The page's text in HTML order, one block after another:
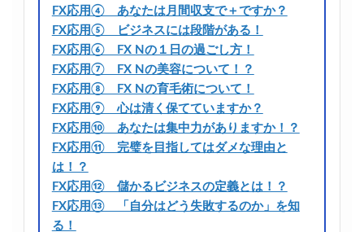
FX応用④ あなたは月間収支で＋ですか？
FX応用⑤ ビジネスには段階がある！
FX応用⑥ FX Nの１日の過ごし方！
FX応用⑦ FX Nの美容について！？
FX応用⑧ FX Nの育毛術について！
FX応用⑨ 心は清く保てていますか？
FX応用⑩ あなたは集中力がありますか！？
FX応用⑪ 完璧を目指してはダメな理由と
は！？
FX応用⑫ 儲かるビジネスの定義とは！？
FX応用⑬ 「自分はどう失敗するのか」を知
る！